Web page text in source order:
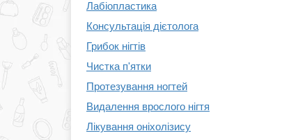
Лабіопластика
Консультація дієтолога
Грибок нігтів
Чистка п'ятки
Протезування ногтей
Видалення врослого нігтя
Лікування оніхолізису